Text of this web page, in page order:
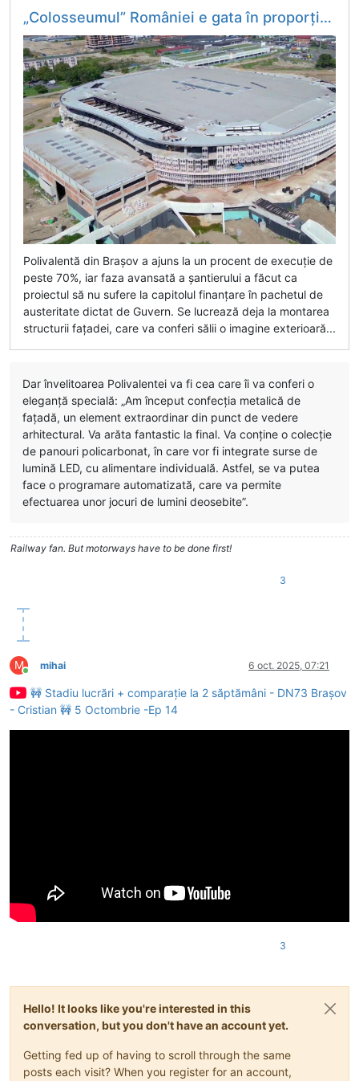
„Colosseumul” României e gata în proporție de 70%: „Va arăta fantastic!” » Proiectul a scăpat de tăierea fondurilor guvernamentale
Polivalentă din Brașov a ajuns la un procent de execuție de
peste 70%, iar faza avansată a șantierului a făcut ca
proiectul să nu sufere la capitolul finanțare în pachetul de
austeritate dictat de Guvern. Se lucrează deja la montarea
structurii fațadei, care va conferi sălii o imagine exterioară...
Dar învelitoarea Polivalentei va fi cea care îi va conferi o
eleganță specială: „Am început confecția metalică de
fațadă, un element extraordinar din punct de vedere
arhitectural. Va arăta fantastic la final. Va conține o colecție
de panouri policarbonat, în care vor fi integrate surse de
lumină LED, cu alimentare individuală. Astfel, se va putea
face o programare automatizată, care va permite
efectuarea unor jocuri de lumini deosebite”.
Railway fan. But motorways have to be done first!
3
M
Conectat
mihai 6 oct. 2025, 07:21
🚧 Stadiu lucrări + comparație la 2 săptămâni - DN73 Brașov
- Cristian 🚧 5 Octombrie -Ep 14
3
Hello! It looks like you're interested in this
conversation, but you don't have an account yet.
Getting fed up of having to scroll through the same
posts each visit? When you register for an account,